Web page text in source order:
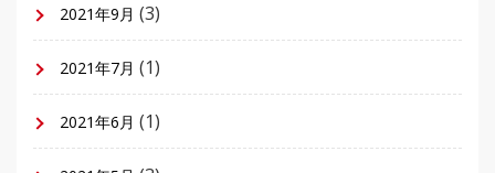
2021年9月 (3)
2021年7月 (1)
2021年6月 (1)